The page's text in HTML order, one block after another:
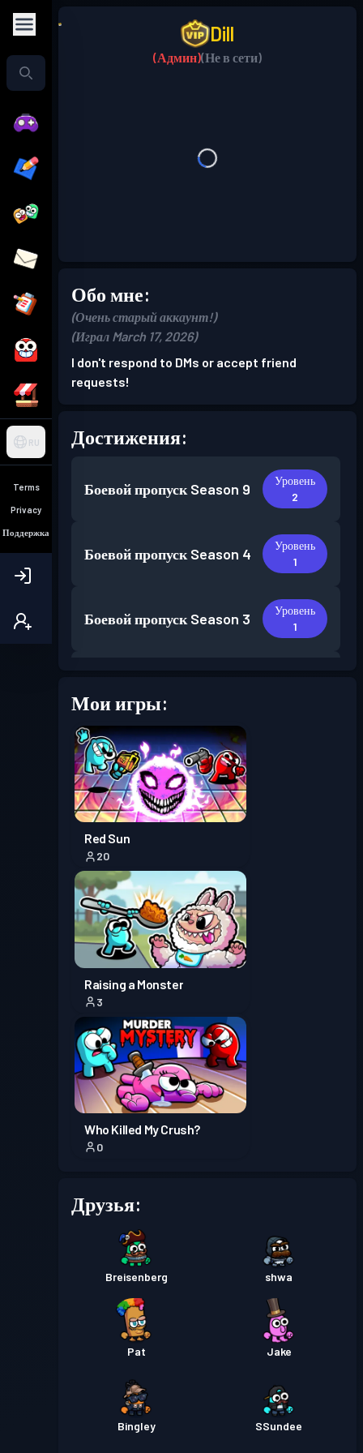
RU
Terms
Privacy
Поддержка
Dill
(Админ)(Не в сети)
Обо мне:
(Очень старый аккаунт!)
(Играл March 17, 2026)
I don't respond to DMs or accept friend
requests!
Достижения:
Боевой пропуск Season 9
Уровень
2
Боевой пропуск Season 4
Уровень
1
Боевой пропуск Season 3
Уровень
1
Боевой пропускSeason 1
Мои игры:
Red Sun
20
Raising a Monster
3
Who Killed My Crush?
0
Друзья:
Breisenberg shwa
Pat Jake
Bingley SSundee